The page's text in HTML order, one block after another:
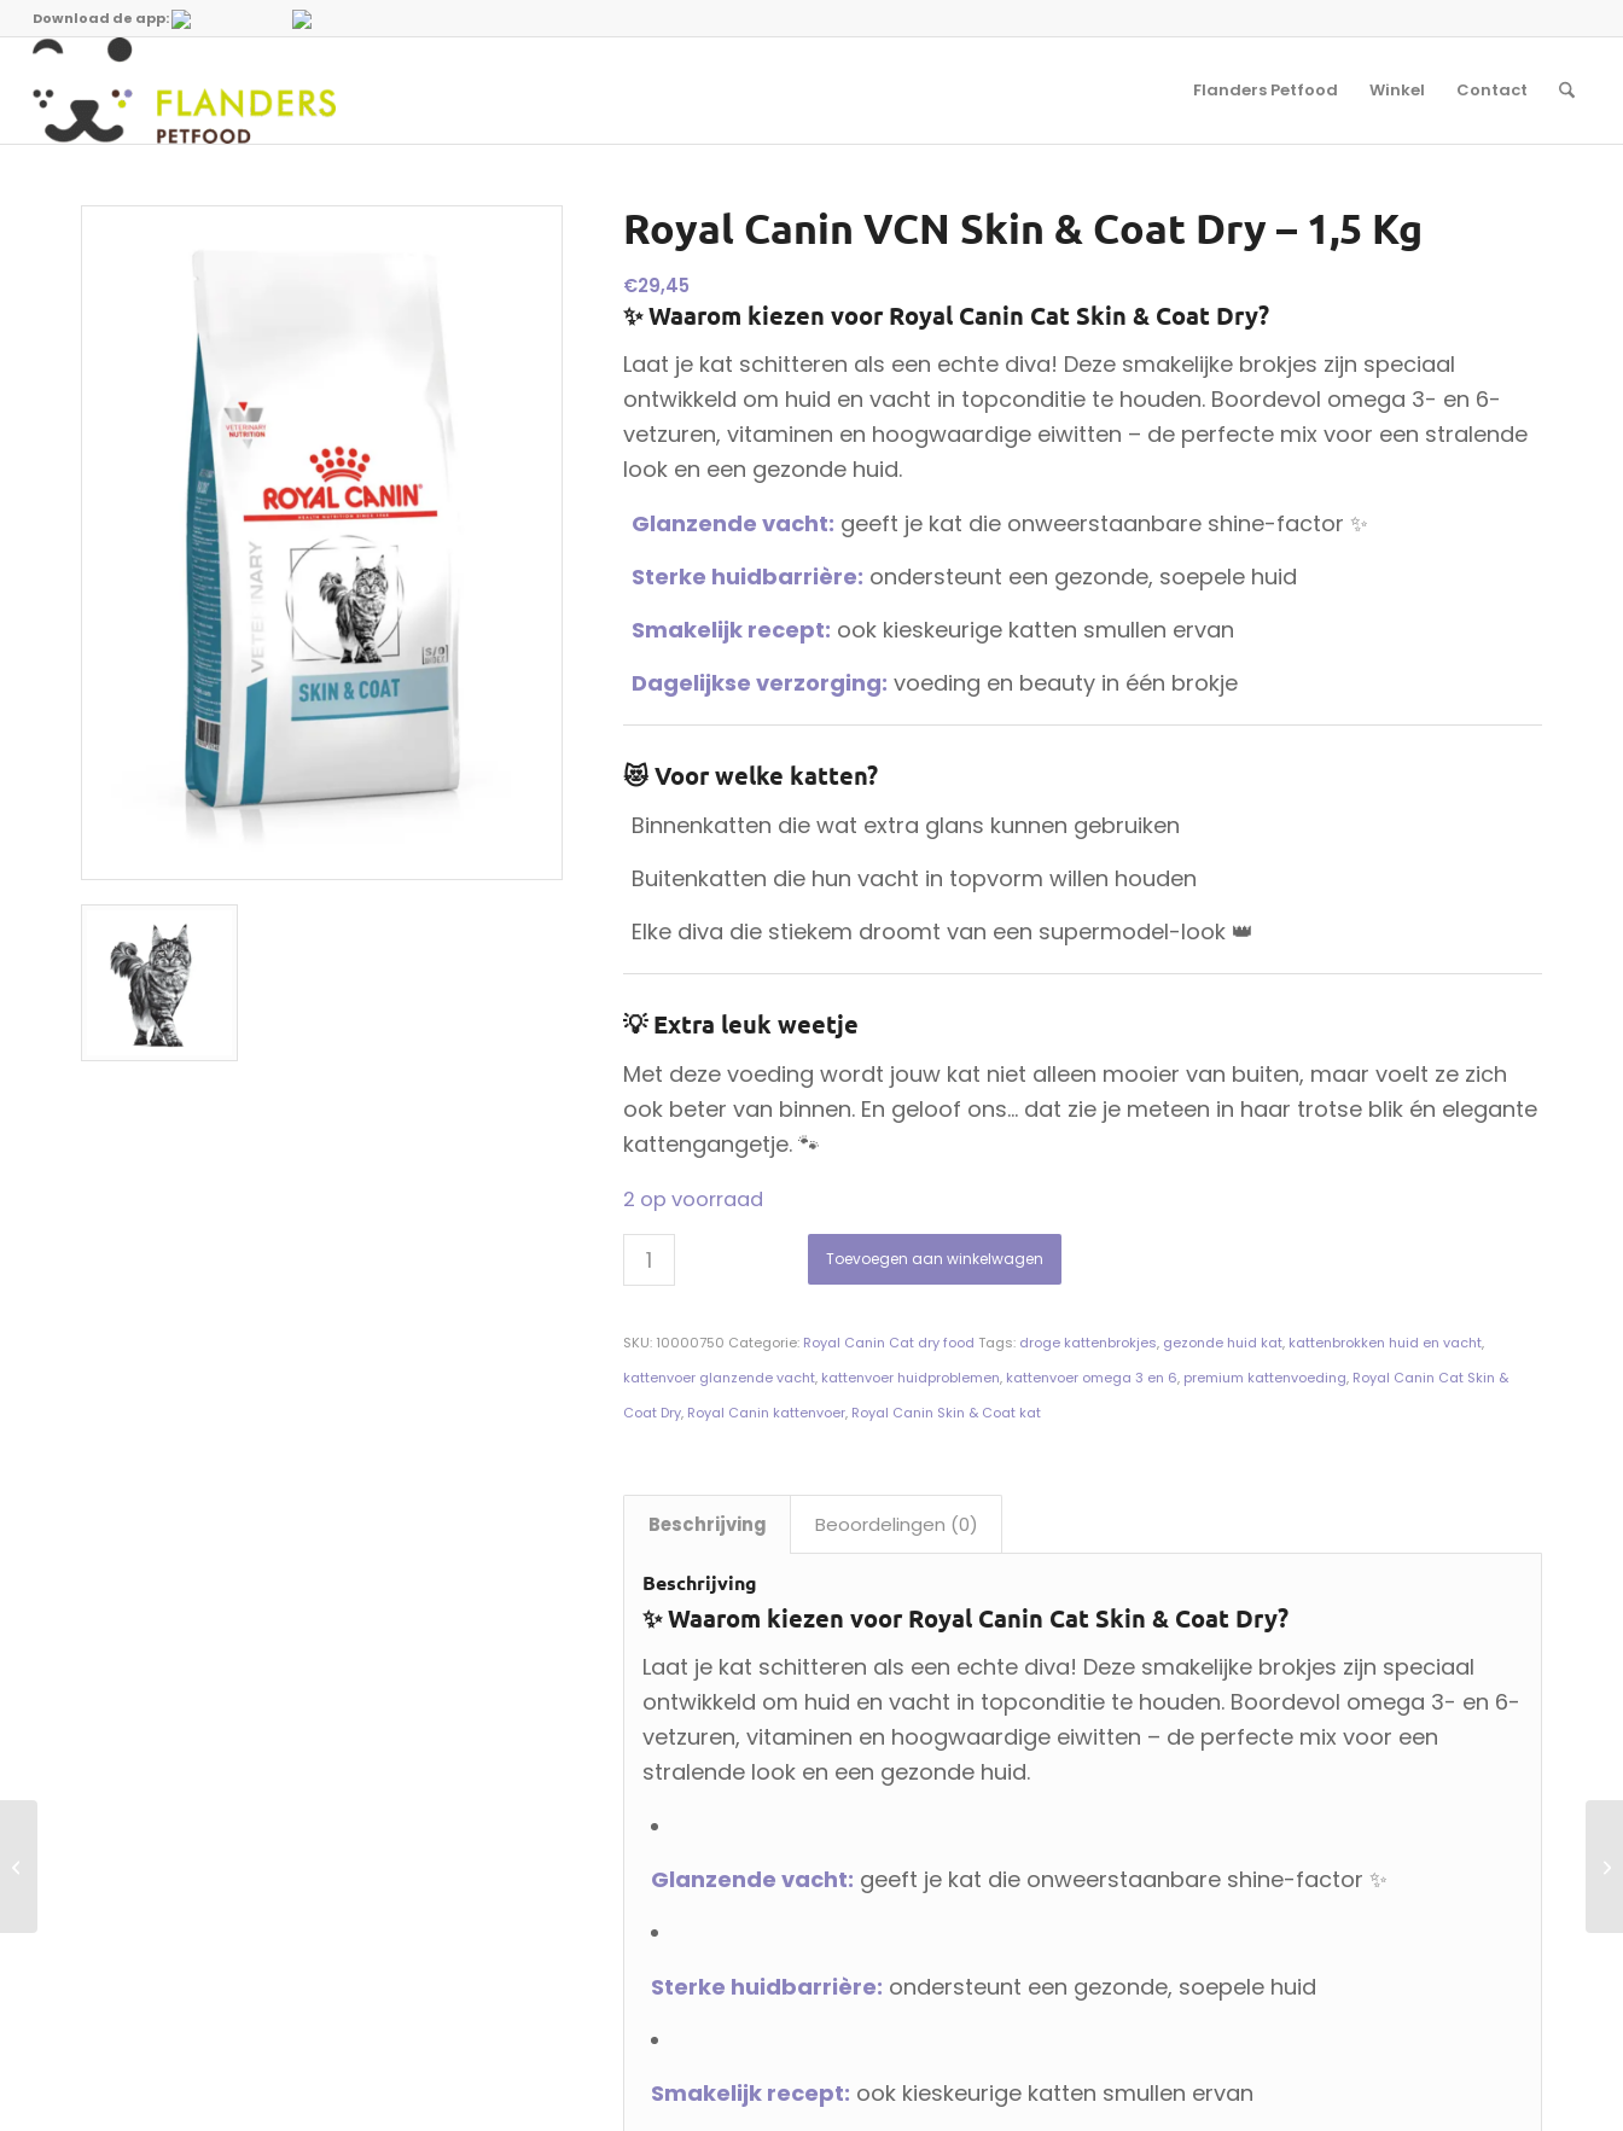
Download de app:
Flanders Petfood Winkel Contact
Royal Canin VCN Skin & Coat Dry – 1,5 Kg
€29,45
✨ Waarom kiezen voor Royal Canin Cat Skin & Coat Dry?
Laat je kat schitteren als een echte diva! Deze smakelijke brokjes zijn speciaal
ontwikkeld om huid en vacht in topconditie te houden. Boordevol omega 3- en 6-
vetzuren, vitaminen en hoogwaardige eiwitten – de perfecte mix voor een stralende
look en een gezonde huid.
Glanzende vacht: geeft je kat die onweerstaanbare shine-factor ✨
Sterke huidbarrière: ondersteunt een gezonde, soepele huid
Smakelijk recept: ook kieskeurige katten smullen ervan
Dagelijkse verzorging: voeding en beauty in één brokje
😻 Voor welke katten?
Binnenkatten die wat extra glans kunnen gebruiken
Buitenkatten die hun vacht in topvorm willen houden
Elke diva die stiekem droomt van een supermodel-look 👑
💡 Extra leuk weetje
Met deze voeding wordt jouw kat niet alleen mooier van buiten, maar voelt ze zich
ook beter van binnen. En geloof ons… dat zie je meteen in haar trotse blik én elegante
kattengangetje. 🐾
2 op voorraad
Toevoegen aan winkelwagen
SKU: 10000750 Categorie: Royal Canin Cat dry food Tags: droge kattenbrokjes, gezonde huid kat, kattenbrokken huid en vacht,
kattenvoer glanzende vacht, kattenvoer huidproblemen, kattenvoer omega 3 en 6, premium kattenvoeding, Royal Canin Cat Skin &
Coat Dry, Royal Canin kattenvoer, Royal Canin Skin & Coat kat
Beschrijving Beoordelingen (0)
Beschrijving
✨ Waarom kiezen voor Royal Canin Cat Skin & Coat Dry?
Laat je kat schitteren als een echte diva! Deze smakelijke brokjes zijn speciaal
ontwikkeld om huid en vacht in topconditie te houden. Boordevol omega 3- en 6-
vetzuren, vitaminen en hoogwaardige eiwitten – de perfecte mix voor een
stralende look en een gezonde huid.
Glanzende vacht: geeft je kat die onweerstaanbare shine-factor ✨
Sterke huidbarrière: ondersteunt een gezonde, soepele huid
Smakelijk recept: ook kieskeurige katten smullen ervan